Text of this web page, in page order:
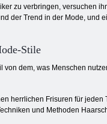
zu verbringen, versuchen
der Trend in der Mode, und
Stile
dem, was Menschen
herrlichen Frisuren für jeden
und Methoden